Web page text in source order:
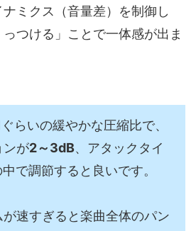
ナミクス（音量差）を制御し
つける」ことで一体感が出ま
ぐらいの緩やかな圧縮比で、
ンが2～3dB、アタックタイ
で調節すると良いです。
が速すぎると楽曲全体のパン